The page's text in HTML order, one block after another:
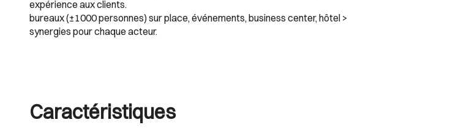
expérience aux clients.
bureaux (±1000 personnes) sur place, événements, business center, hôtel >
synergies pour chaque acteur.
Caractéristiques